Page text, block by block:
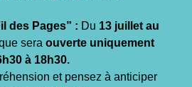
des Pages” : Du 13 juillet au
sera ouverte uniquement
à 18h30.
et pensez à anticiper